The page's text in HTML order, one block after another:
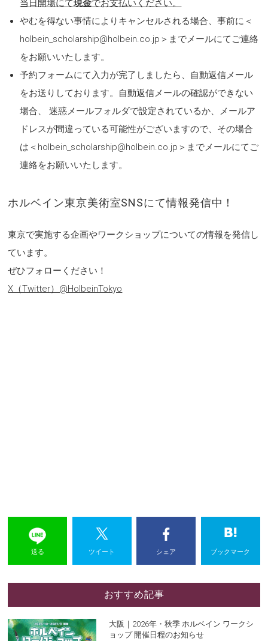
当日開場にて現金でお支払いください。
やむを得ない事情によりキャンセルされる場合、事前に＜
holbein_scholarship@holbein.co.jp＞までメールにて ご連絡
をお願いいたします。
予約フォームにて入力が完了しましたら、自動返信メール
をお送りしております。自動返信メールの確認ができない
場合、 迷惑メールフォルダで設定されているか、メールア
ドレスが間違っている可能性がございますので、その場合
は＜holbein_scholarship@holbein.co.jp＞までメールにて ご
連絡をお願いいたします。
ホルベイン東京美術室SNSにて情報発信中！
東京で実施する企画やワークショップについての情報を発信し
ています。
ぜひフォローください！
X（Twitter）@HolbeinTokyo
送る ツイート シェア ブックマーク
おすすめ記事
大阪｜2026年・秋季 ホルベイン ワークシ
ョップ 開催日程のお知らせ